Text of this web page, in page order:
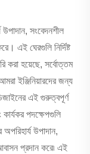
উপাদান, সংবেদনশীল
এই ঘেরগুলি নির্দিষ্ট
করা হয়েছে, সর্বোত্তম
ইঞ্জিনিয়ারদের জন্য
এই গুরুত্বপূর্ণ
পদক্ষেপগুলি
উপাদান,
প্রদান করে৷ এই